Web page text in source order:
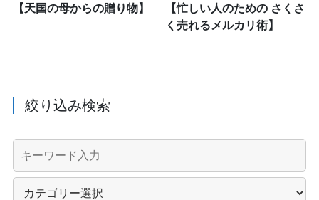
【天国の母からの贈り物】
【忙しい人のための さくさ
く売れるメルカリ術】
絞り込み検索